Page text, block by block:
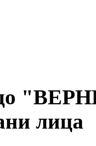
лица